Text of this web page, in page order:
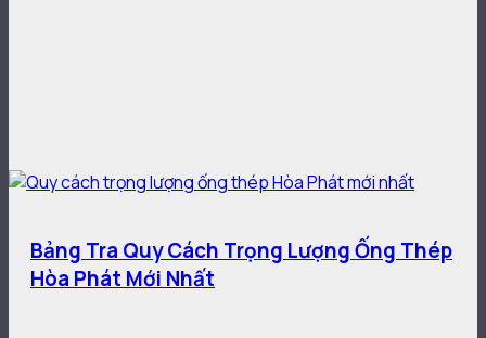
Bảng Tra Quy Cách Trọng Lượng Ống Thép
Hòa Phát Mới Nhất